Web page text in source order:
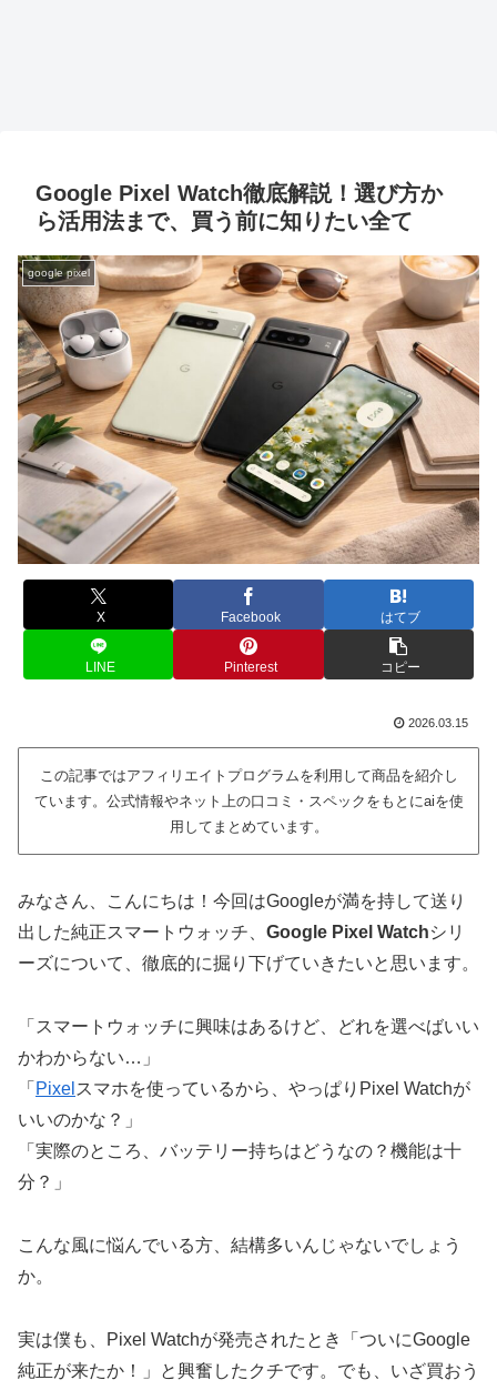
Google Pixel Watch徹底解説！選び方か
ら活用法まで、買う前に知りたい全て
google pixel
X Facebook はてブ
LINE Pinterest コピー
2026.03.15
この記事ではアフィリエイトプログラムを利用して商品を紹介し
ています。公式情報やネット上の口コミ・スペックをもとにaiを使
用してまとめています。
みなさん、こんにちは！今回はGoogleが満を持して送り
出した純正スマートウォッチ、 Google Pixel Watchシリ
ーズについて、徹底的に掘り下げていきたいと思います。
「スマートウォッチに興味はあるけど、どれを選べばいい
かわからない…」
「 Pixel スマホを使っているから、やっぱりPixel Watchが
いいのかな？」
「実際のところ、バッテリー持ちはどうなの？機能は十
分？」
こんな風に悩んでいる方、結構多いんじゃないでしょう
か。
実は僕も、Pixel Watchが発売されたとき「ついにGoogle
純正が来たか！」と興奮したクチです。でも、いざ買おう